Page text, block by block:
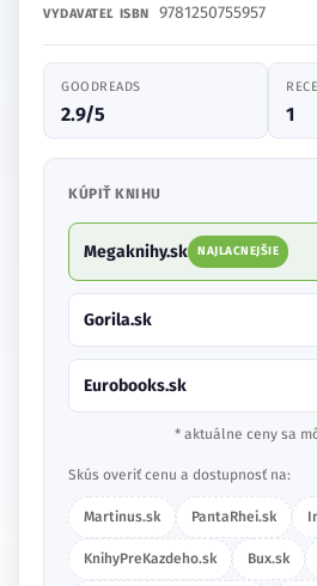
VYDAVATEĽ ISBN 9781250755957
GOODREADS
2.9/5 1
KÚPIŤ KNIHU
Megaknihy.sk NAJLACNEJŠIE
Gorila.sk
Eurobooks.sk
* aktuálne ceny sa
Skús overiť cenu a dostupnosť na:
Martinus.sk PantaRhei.sk
KnihyPreKazdeho.sk Bux.sk